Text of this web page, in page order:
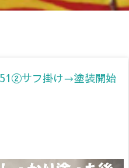
サフ掛け→塗装開始